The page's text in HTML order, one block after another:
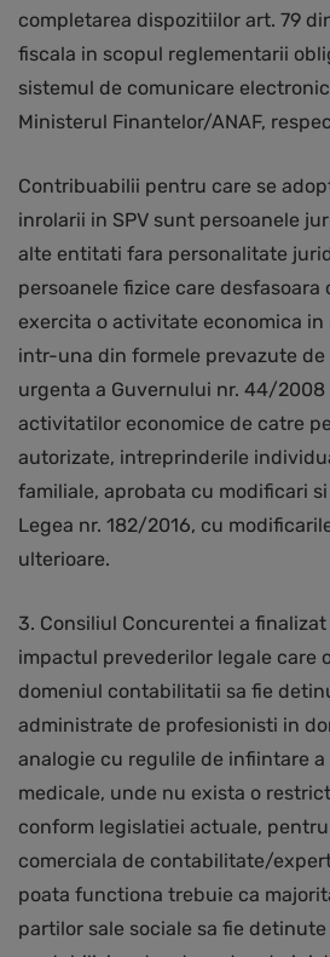
completarea dispozitiilor art. 79
fiscala in scopul reglementarii
sistemul de comunicare
Ministerul Finantelor/ANAF,
Contribuabilii pentru care se
inrolarii in SPV sunt persoanele
alte entitati fara personalitate
persoanele fizice care desfasoara
exercita o activitate economica
intr-una din formele prevazute de
urgenta a Guvernului nr. 44/
activitatilor economice de catre
autorizate, intreprinderile
familiale, aprobata cu modificari
Legea nr. 182/2016, cu
ulterioare.
3. Consiliul Concurentei a
impactul prevederilor legale care
domeniul contabilitatii sa fie
administrate de profesionisti in
analogie cu regulile de infiintare
medicale, unde nu exista o
conform legislatiei actuale,
comerciala de contabilitate/
poata functiona trebuie ca
partilor sale sociale sa fie